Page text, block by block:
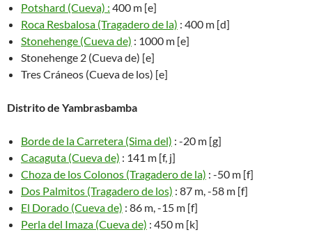
Potshard (Cueva) : 400 m [e]
Roca Resbalosa (Tragadero de la) : 400 m [d]
Stonehenge (Cueva de) : 1000 m [e]
Stonehenge 2 (Cueva de) [e]
Tres Cráneos (Cueva de los) [e]
Distrito de Yambrasbamba
Borde de la Carretera (Sima del) : -20 m [g]
Cacaguta (Cueva de) : 141 m [f, j]
Choza de los Colonos (Tragadero de la) : -50 m [f]
Dos Palmitos (Tragadero de los) : 87 m, -58 m [f]
El Dorado (Cueva de) : 86 m, -15 m [f]
Perla del Imaza (Cueva de) : 450 m [­k]